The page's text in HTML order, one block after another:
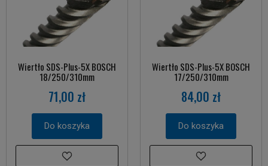
Wiertło SDS-Plus-5X BOSCH
18/250/310mm
71,00 zł
Do koszyka
Wiertło SDS-Plus-5X BOSCH
17/250/310mm
84,00 zł
Do koszyka